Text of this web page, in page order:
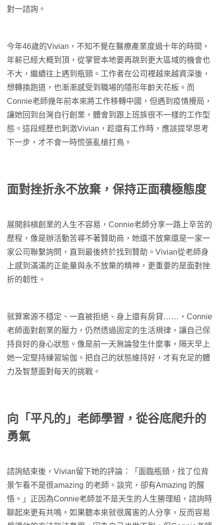
對一諮詢。
今年46歲的Vivian，不知不覺在醫療產業度過十年的時間，
年薪已經大概到頂，從掌管本地要再跳到更大區域的機會也
不大，繼續往上遇到瓶頸。工作者在公司裡越來越資深後，
想轉換跑道，也漸漸感受到職場的隱形年齡天花板。而
Connie老師幾年前本來將工作移轉中國，但遇到疫情攪局，
讓她回到台灣自行創業，體會到跟上班族很不一樣的工作型
態。這段經歷也刺激Vivian，趁還有工作時，應該提早思考
下一步，才不會一時慌張亂槍打鳥。
面對挫折永不放棄，保持正面積極態度
展開斜槓創業的人生不容易，Connie老師分享一路上辛苦的
歷程，像是辦活動苦尋不著贊助商，她還不放棄還是一家一
家公司聯繫詢問，直到最後終於找到贊助。Vivian從老師身
上感到滿滿的正能量與永不放棄的精神，更重要的是面對挫
折的韌性。
就算案源不穩定、一直被拒絕、身上還有房貸……，Connie
老師面對創業的壓力，仍然透過固定的生活規律，讓自己保
持良好的身心狀態。像是前一天無論發生什麼事，隔天早上
她一定堅持練習瑜伽。把自己的狀態維持好，才有充足的體
力及智慧面對每天的挑戰。
向「平凡的」老師學習，從谷底爬升的
勇氣
諮詢結束後，Vivian留下她的評論：「面臨瓶頸，找了位背
景乍看不是很amazing 的老師。談完，卻有Amazing 的醒
悟。」正因為Connie老師並不是天生的人生勝理組，諮詢時
聊起來更有共鳴。如果聽本來就很厲害的人分享，反而容易